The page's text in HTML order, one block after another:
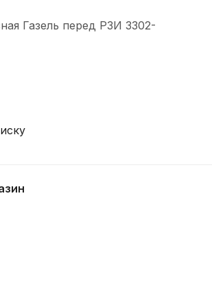
Газель перед РЗИ 3302-